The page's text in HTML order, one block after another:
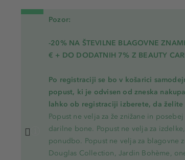
Pozor:
-20% NA ŠTEVILNE BLAGOVNE
€ + DO DODATNIH 7% Z BEAUTY
Po registraciji se bo v košarici
popust, ki je odvisen od zneska
lahko ob registraciji izberete, da želite
Popust ne velja za že znižane in
darilne bone. Popust ne velja za
ponudbo. Popust ne velja za blagovne
Douglas Collection, Jardin Bohème,